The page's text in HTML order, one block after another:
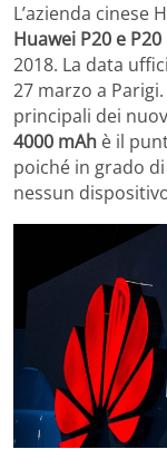
L’azienda cinese
Huawei P20 e P20
2018. La data
27 marzo a
principali dei
4000 mAh è il
poiché in grado
nessun